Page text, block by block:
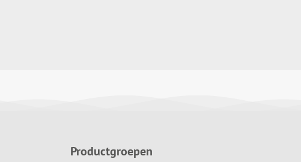
Productgroepen